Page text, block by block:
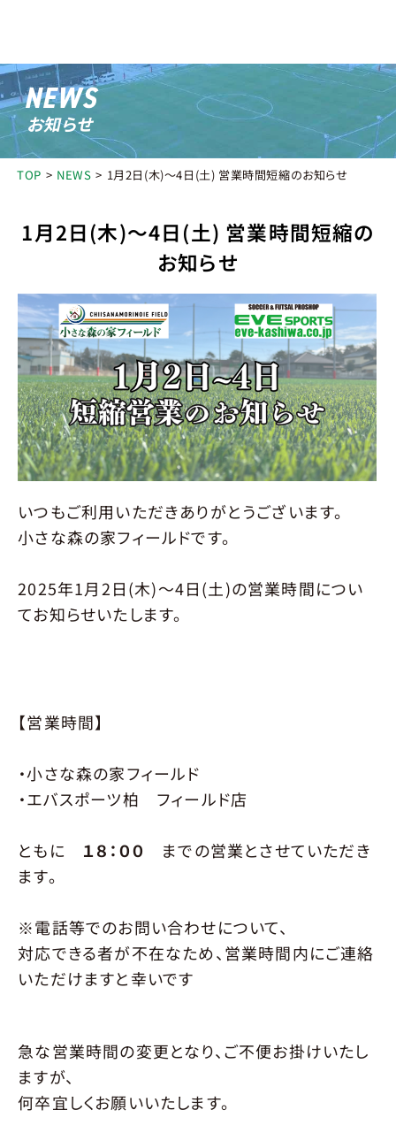
施設紹介FACILITY
クラブハウス
公園エリア アクセス
PRICE
レンタル用品 RENTAL
スクールSCHOOL
環境 育成 指導クラス
入会について
料金･開催時間
会場 申し込み
ニュースNEWS
大会予約
予約方法 利用規約 運営会社
NEWS
お知らせ
TOP NEWS 1月2日(木)〜4日(土) 営業時間短縮のお知らせ
1月2日(木)〜4日(土) 営業時間短縮の
お知らせ
いつもご利用いただきありがとうございます。
小さな森の家フィールドです。
2025年1月2日(木)〜4日(土)の営業時間につい
てお知らせいたします。
【営業時間】
・小さな森の家フィールド
・エバスポーツ柏 フィールド店
ともに １８：００
までの営業とさせていただき
ます。
※電話等でのお問い合わせについて、
対応できる者が不在なため、営業時間内にご連絡
いただけますと幸いです
急な営業時間の変更となり、ご不便お掛けいたし
ますが、
何卒宜しくお願いいたします。